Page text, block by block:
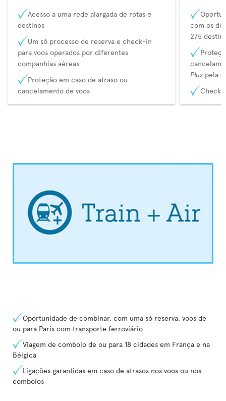
Acesso a uma rede alargada de rotas e
destinos
Um só processo de reserva e check-in
para voos operados por diferentes
companhias aéreas
Proteção em caso de atraso ou
cancelamento de voos
com os
275
Plus pela
Check-
Oportunidade de combinar, com uma só reserva, voos de
ou para Paris com transporte ferroviário
Viagem de comboio de ou para 18 cidades em França e na
Bélgica
Ligações garantidas em caso de atrasos nos voos ou nos
comboios